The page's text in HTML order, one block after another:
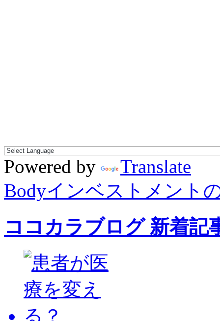
Powered by
Translate
Bodyインベストメント
ココカラブログ 新着記